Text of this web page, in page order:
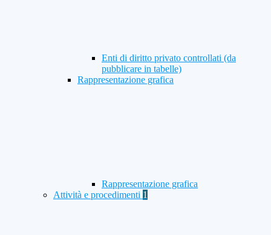
Enti di diritto privato controllati (da
pubblicare in tabelle)
Rappresentazione grafica
Rappresentazione grafica
Attività e procedimenti 1